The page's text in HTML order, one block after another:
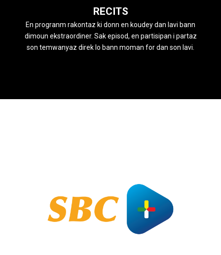
RECITS
En progranm rakontaz ki donn en koudey dan lavi bann
dimoun ekstraordiner. Sak episod, en partisipan i partaz
son temwanyaz direk lo bann moman for dan son lavi.